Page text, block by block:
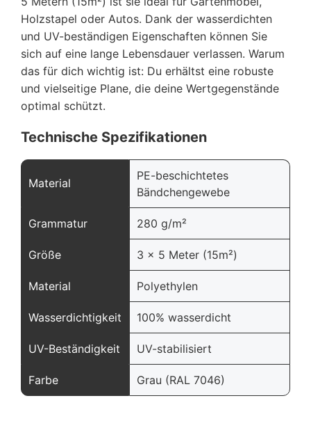
Holzstapel oder Autos. Dank der wasserdichten
und UV-beständigen Eigenschaften können Sie
sich auf eine lange Lebensdauer verlassen. Warum
das für dich wichtig ist: Du erhältst eine robuste
und vielseitige Plane, die deine Wertgegenstände
optimal schützt.
Technische Spezifikationen
Material
PE-beschichtetes
Bändchengewebe
Grammatur 280 g/m²
Größe 3 x 5 Meter (15m²)
Material Polyethylen
Wasserdichtigkeit 100% wasserdicht
UV-Beständigkeit UV-stabilisiert
Farbe Grau (RAL 7046)